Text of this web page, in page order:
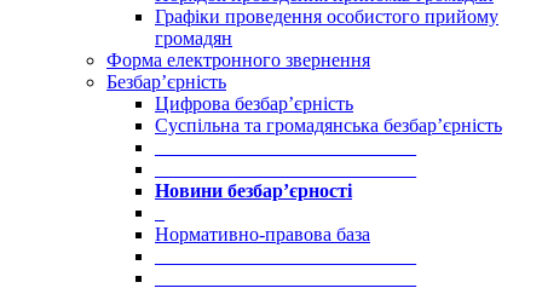
Графіки проведення особистого прийому
громадян
Форма електронного звернення
Безбар’єрність
Цифрова безбар’єрність
Суспільна та громадянська безбар’єрність
Новини безбар’єрності
Нормативно-правова база